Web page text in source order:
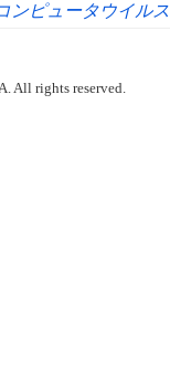
ンピュータウイルス
All rights reserved.